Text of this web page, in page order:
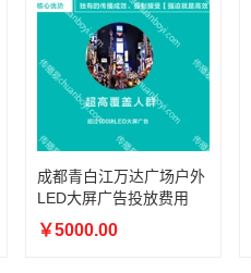
成都青白江万达广场户外
LED大屏广告投放费用
￥5000.00